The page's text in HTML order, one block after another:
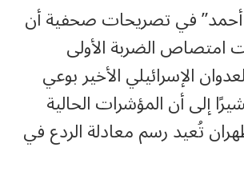
في تصريحات صحفية أن
امتصاص الضربة الأولى
الإسرائيلي الأخير بوعي
إلى أن المؤشرات الحالية
تُعيد رسم معادلة الردع في